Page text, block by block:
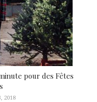
pour des Fêtes
2018